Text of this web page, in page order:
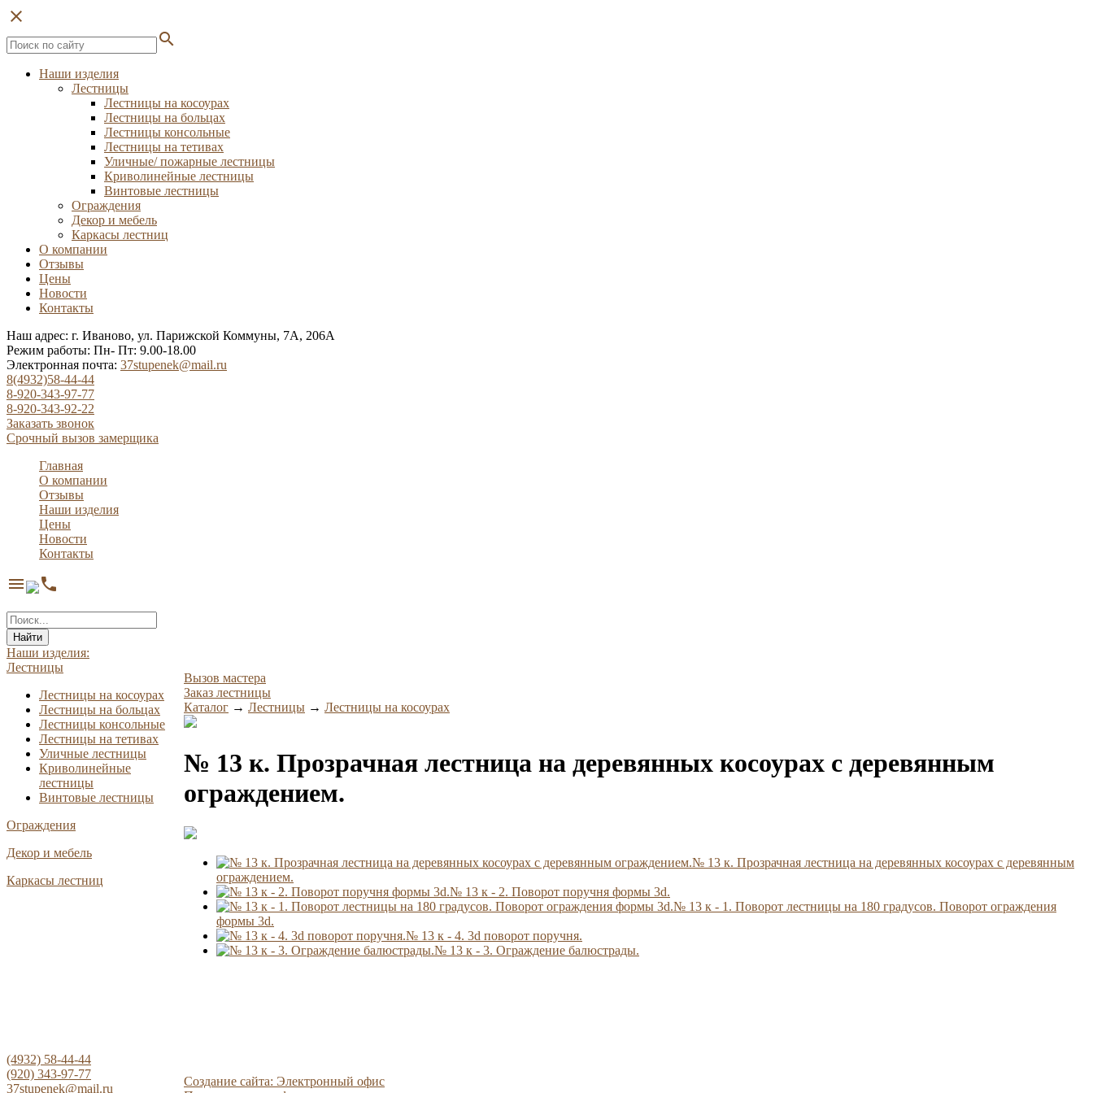
close
search
Наши изделия
Лестницы
Лестницы на косоурах
Лестницы на больцах
Лестницы консольные
Лестницы на тетивах
Уличные/ пожарные лестницы
Криволинейные лестницы
Винтовые лестницы
Ограждения
Декор и мебель
Каркасы лестниц
О компании
Отзывы
Цены
Новости
Контакты
Наш адрес: г. Иваново, ул. Парижской Коммуны, 7А, 206А
Режим работы: Пн- Пт: 9.00-18.00
Электронная почта: 37stupenek@mail.ru
8(4932)58-44-44
8-920-343-97-77
8-920-343-92-22
Заказать звонок
Срочный вызов замерщика
Главная
О компании
Отзывы
Наши изделия
Цены
Новости
Контакты
menu phone
Найти
Наши изделия:
Лестницы
Лестницы на косоурах
Лестницы на больцах
Лестницы консольные
Лестницы на тетивах
Уличные лестницы
Криволинейные
лестницы
Винтовые лестницы
Ограждения
Декор и мебель
Каркасы лестниц
Вызов мастера
Заказ лестницы
Каталог → Лестницы → Лестницы на косоурах
№ 13 к. Прозрачная лестница на деревянных косоурах с деревянным
ограждением.
№ 13 к. Прозрачная лестница на деревянных косоурах с деревянным
ограждением.
№ 13 к - 2. Поворот поручня формы 3d.
№ 13 к - 1. Поворот лестницы на 180 градусов. Поворот ограждения
формы 3d.
№ 13 к - 4. 3d поворот поручня.
№ 13 к - 3. Ограждение балюстрады.
(4932) 58-44-44
(920) 343-97-77
37stupenek@mail.ru
Создание сайта: Электронный офис